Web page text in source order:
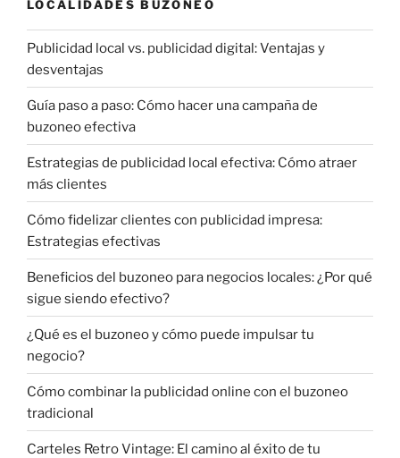
LOCALIDADES BUZONEO
Publicidad local vs. publicidad digital: Ventajas y
desventajas
Guía paso a paso: Cómo hacer una campaña de
buzoneo efectiva
Estrategias de publicidad local efectiva: Cómo atraer
más clientes
Cómo fidelizar clientes con publicidad impresa:
Estrategias efectivas
Beneficios del buzoneo para negocios locales: ¿Por qué
sigue siendo efectivo?
¿Qué es el buzoneo y cómo puede impulsar tu
negocio?
Cómo combinar la publicidad online con el buzoneo
tradicional
Carteles Retro Vintage: El camino al éxito de tu